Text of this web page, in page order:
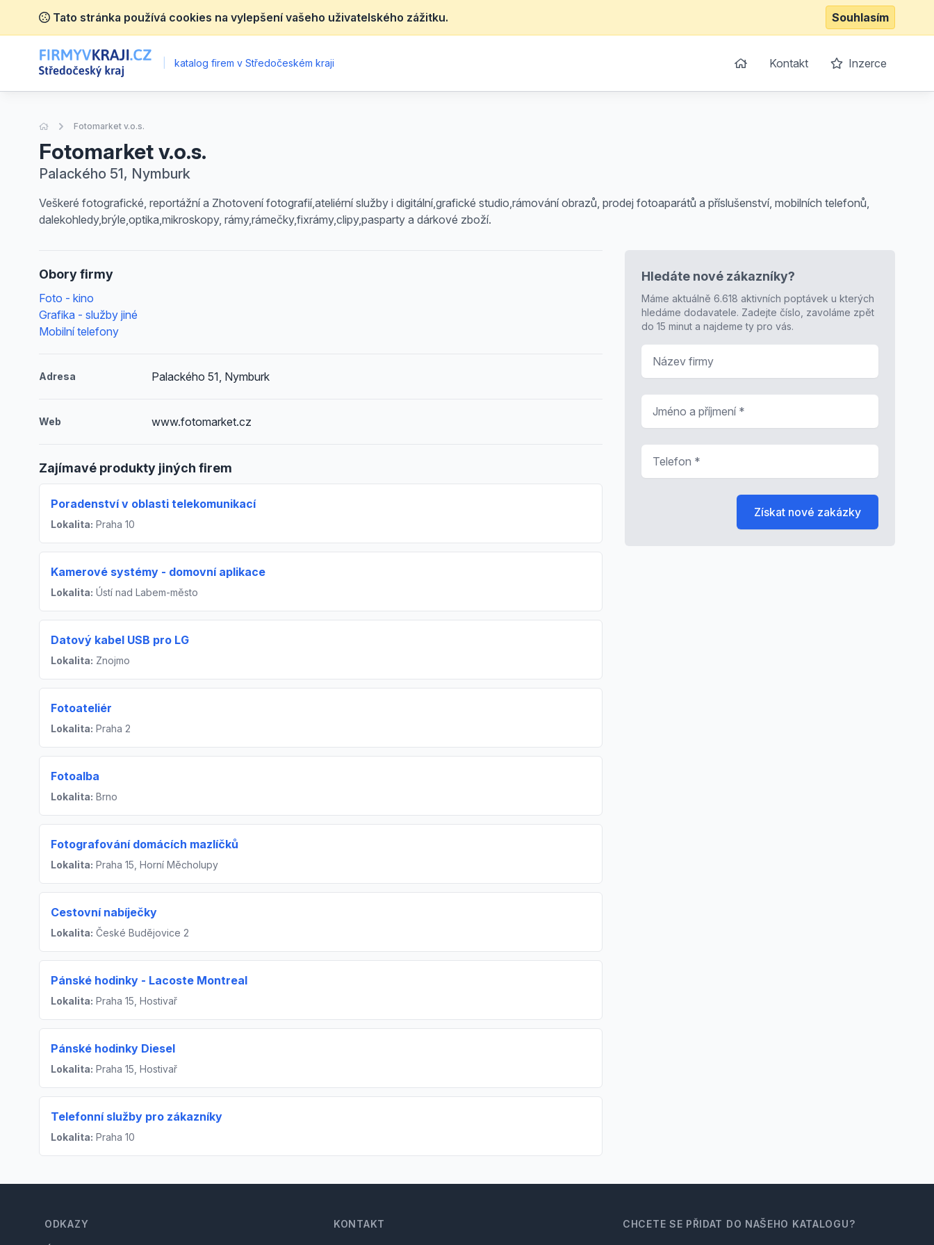
Tato stránka používá cookies na vylepšení vašeho uživatelského zážitku. Souhlasím
katalog firem v Středočeském kraji Kontakt Inzerce
Úvodní stránka
Fotomarket v.o.s.
Fotomarket v.o.s.
Palackého 51, Nymburk
Veškeré fotografické, reportážní a Zhotovení fotografií,ateliérní služby i digitální,grafické studio,rámování obrazů, prodej fotoaparátů a příslušenství, mobilních telefonů,
dalekohledy,brýle,optika,mikroskopy, rámy,rámečky,fixrámy,clipy,pasparty a dárkové zboží.
Obory firmy
Foto - kino
Grafika - služby jiné
Mobilní telefony
Adresa Palackého 51, Nymburk
Web www.fotomarket.cz
Zajímavé produkty jiných firem
Poradenství v oblasti telekomunikací
Lokalita: Praha 10
Kamerové systémy - domovní aplikace
Lokalita: Ústí nad Labem-město
Datový kabel USB pro LG
Lokalita: Znojmo
Fotoateliér
Lokalita: Praha 2
Fotoalba
Lokalita: Brno
Fotografování domácích mazlíčků
Lokalita: Praha 15, Horní Měcholupy
Cestovní nabíječky
Lokalita: České Budějovice 2
Pánské hodinky - Lacoste Montreal
Lokalita: Praha 15, Hostivař
Pánské hodinky Diesel
Lokalita: Praha 15, Hostivař
Telefonní služby pro zákazníky
Lokalita: Praha 10
Hledáte nové zákazníky?
Máme aktuálně 6.618 aktivních poptávek u kterých
hledáme dodavatele. Zadejte číslo, zavoláme zpět
do 15 minut a najdeme ty pro vás.
Získat nové zakázky
ODKAZY KONTAKT CHCETE SE PŘIDAT DO NAŠEHO KATALOGU?